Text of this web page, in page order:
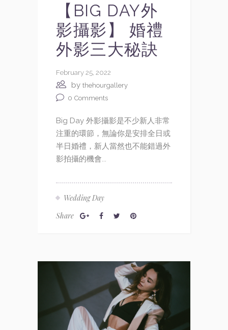
【BIG DAY外
影攝影】 婚禮
外影三大秘訣
February 25, 2022
by thehourgallery
0 Comments
Big Day 外影攝影是不少新人非常
注重的環節，無論你是安排全日或
半日婚禮，新人當然也不能錯過外
影拍攝的機會...
Wedding Day
Share